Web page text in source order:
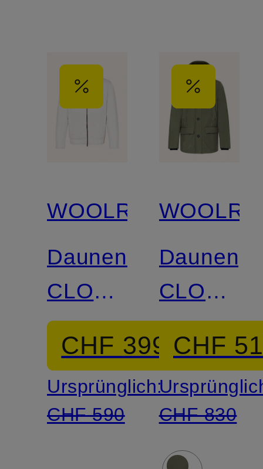
WOOLRICH
Daunenblouson
CLOUD
LEWIS
CHF 399
Ursprünglich:
CHF 590
CLOUD
ARCTIC
CHF
CHF 830